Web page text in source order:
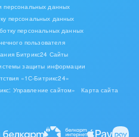
персональных данных
персональных данных
персональных данных
пользователя
Битрикс24 Сайты
защиты информации
«1С-Битрикс24»
Управление сайтом»
Карта сайта